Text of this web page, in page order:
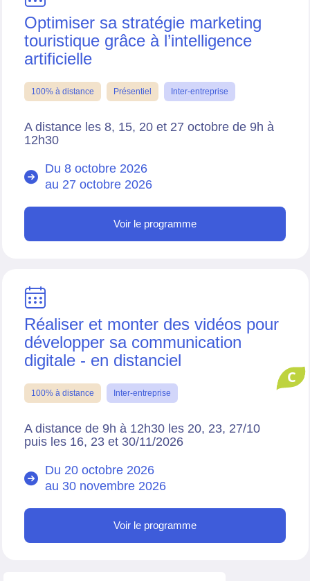
Optimiser sa stratégie marketing
touristique grâce à l’intelligence
artificielle
100% à distance Présentiel Inter-entreprise
A distance les 8, 15, 20 et 27 octobre de 9h à
12h30
Du 8 octobre 2026
au 27 octobre 2026
Voir le programme
Réaliser et monter des vidéos pour
développer sa communication
digitale - en distanciel
100% à distance Inter-entreprise
A distance de 9h à 12h30 les 20, 23, 27/10
puis les 16, 23 et 30/11/2026
Du 20 octobre 2026
au 30 novembre 2026
Voir le programme
C